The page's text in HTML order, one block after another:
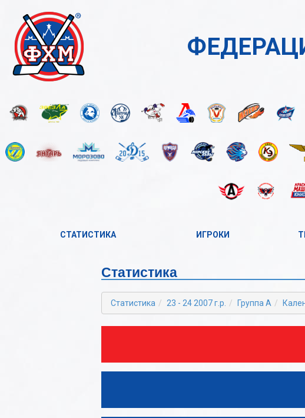
СТАТИСТИКА
2022-2023
2021-2022
2018-2019
ИГРОКИ
Б
В
Е
Статистика
Статистика 23 - 24 2007 г.р. Группа А